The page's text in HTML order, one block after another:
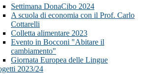
Settimana DonaCibo 2024
A scuola di economia con il Prof. Carlo
Cottarelli
Colletta alimentare 2023
Evento in Bocconi "Abitare il
cambiamento"
Giornata Europea delle Lingue
2023/24